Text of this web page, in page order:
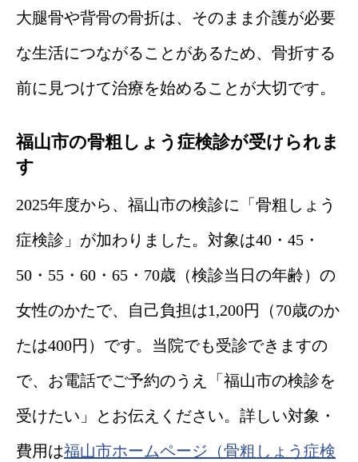
大腿骨や背骨の骨折は、そのまま介護が必要
な生活につながることがあるため、骨折する
前に見つけて治療を始めることが大切です。
福山市の骨粗しょう症検診が受けられま
す
2025年度から、福山市の検診に「骨粗しょう
症検診」が加わりました。対象は40・45・
50・55・60・65・70歳（検診当日の年齢）の
女性のかたで、自己負担は1,200円（70歳のか
たは400円）です。当院でも受診できますの
で、お電話でご予約のうえ「福山市の検診を
受けたい」とお伝えください。詳しい対象・
費用は福山市ホームページ（骨粗しょう症検